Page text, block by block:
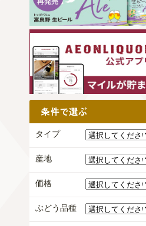
タイプ
産地
価格
ぶどう品種